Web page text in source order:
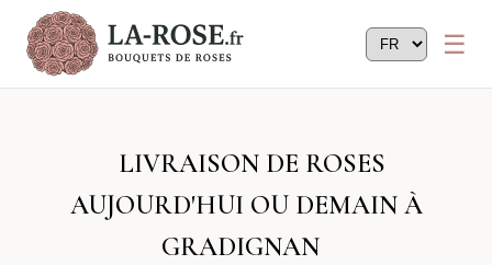
LIVRAISON DE ROSES
AUJOURD'HUI OU DEMAIN À
GRADIGNAN
Panneau de gestion des cookies